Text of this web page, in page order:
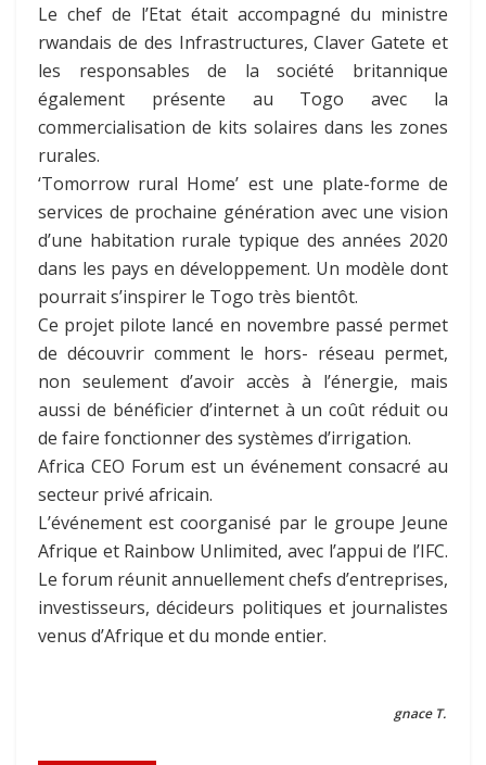
Le chef de l’Etat était accompagné du ministre
rwandais de des Infrastructures, Claver Gatete et
les responsables de la société britannique
également présente au Togo avec la
commercialisation de kits solaires dans les zones
rurales.
‘Tomorrow rural Home’ est une plate-forme de
services de prochaine génération avec une vision
d’une habitation rurale typique des années 2020
dans les pays en développement. Un modèle dont
pourrait s’inspirer le Togo très bientôt.
Ce projet pilote lancé en novembre passé permet
de découvrir comment le hors- réseau permet,
non seulement d’avoir accès à l’énergie, mais
aussi de bénéficier d’internet à un coût réduit ou
de faire fonctionner des systèmes d’irrigation.
Africa CEO Forum est un événement consacré au
secteur privé africain.
L’événement est coorganisé par le groupe Jeune
Afrique et Rainbow Unlimited, avec l’appui de l’IFC.
Le forum réunit annuellement chefs d’entreprises,
investisseurs, décideurs politiques et journalistes
venus d’Afrique et du monde entier.
gnace T.